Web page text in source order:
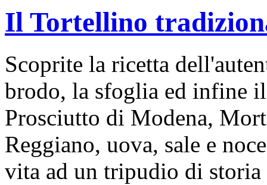
Il Tortellino
Scoprite la ricetta
brodo, la sfoglia ed infine
Prosciutto di Modena,
Reggiano, uova, sale e
vita ad un tripudio di storia